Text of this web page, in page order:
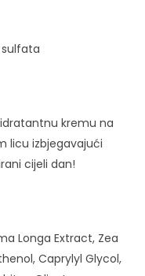
kremu na
licu izbjegavajući
cijeli dan!
Longa Extract, Zea
Caprylyl Glycol,